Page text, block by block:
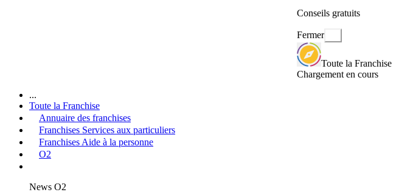
Conseils gratuits
Fermer
Toute la Franchise
Chargement en cours
...
Toute la Franchise
Annuaire des franchises
Franchises Services aux particuliers
Franchises Aide à la personne
O2
News O2